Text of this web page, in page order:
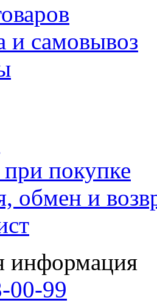
и самовывоз
покупке
обмен и
информация
00-99